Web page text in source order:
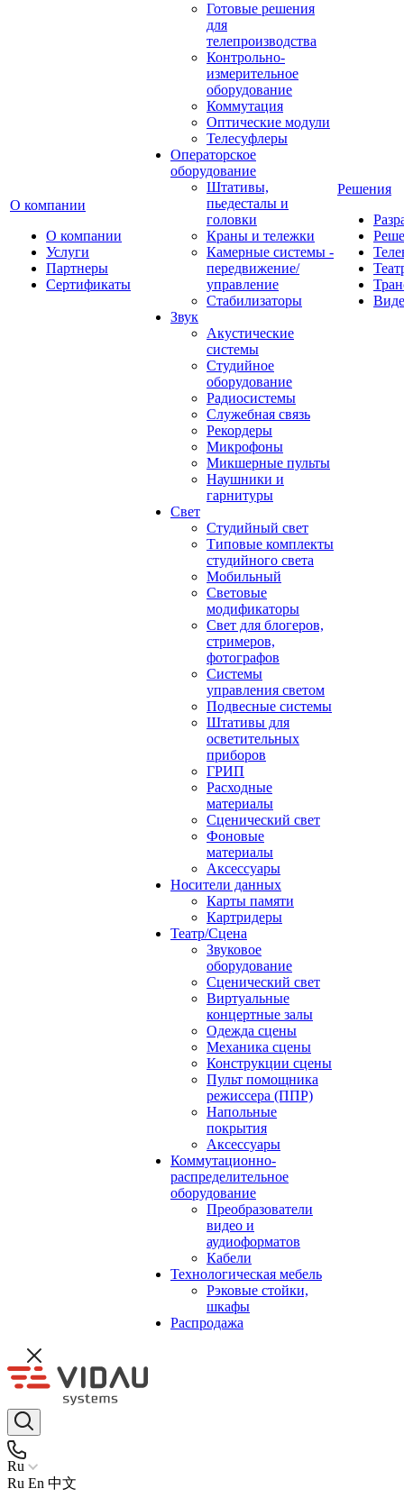
О компании
О компании
Услуги
Партнеры
Сертификаты
Готовые решения
для
телепроизводства
Контрольно-
измерительное
оборудование
Коммутация
Оптические модули
Телесуфлеры
Операторское
оборудование
Штативы,
пьедесталы и
головки
Краны и тележки
Камерные системы -
передвижение/
управление
Стабилизаторы
Звук
Акустические
системы
Студийное
оборудование
Радиосистемы
Служебная связь
Рекордеры
Микрофоны
Микшерные пульты
Наушники и
гарнитуры
Свет
Студийный свет
Типовые комплекты
студийного света
Мобильный
Световые
модификаторы
Свет для блогеров,
стримеров,
фотографов
Системы
управления светом
Подвесные системы
Штативы для
осветительных
приборов
ГРИП
Расходные
материалы
Сценический свет
Фоновые
материалы
Аксессуары
Носители данных
Карты памяти
Картридеры
Театр/Сцена
Звуковое
оборудование
Сценический свет
Виртуальные
концертные залы
Одежда сцены
Механика сцены
Конструкции сцены
Пульт помощника
режиссера (ППР)
Напольные
покрытия
Аксессуары
Коммутационно-
распределительное
оборудование
Преобразователи
видео и
аудиоформатов
Кабели
Технологическая мебель
Рэковые стойки,
шкафы
Распродажа
Решения
Ru
Ru En 中文